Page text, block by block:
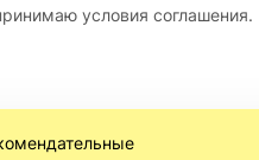
условия соглашения.